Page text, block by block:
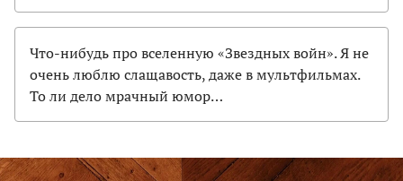
Что-нибудь про вселенную «Звездных войн». Я не
очень люблю слащавость, даже в мультфильмах.
То ли дело мрачный юмор…